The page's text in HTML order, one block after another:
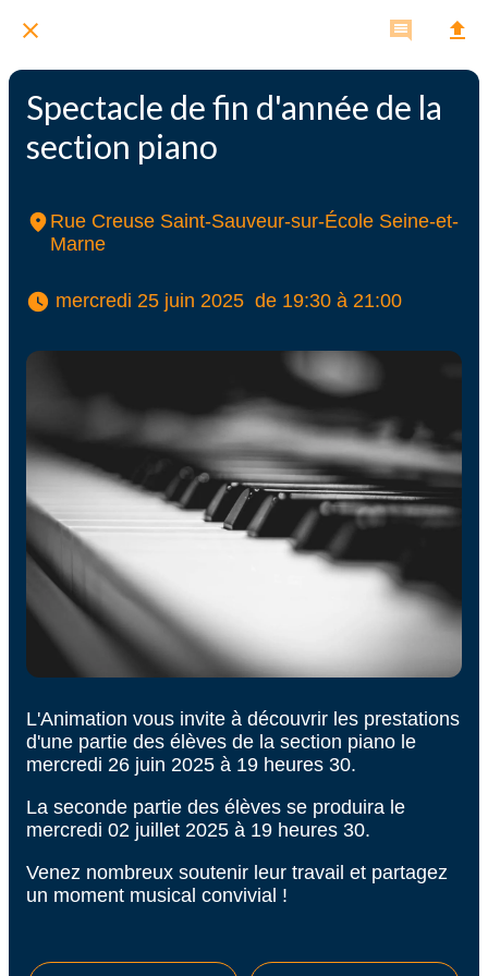
Spectacle de fin d'année de la
section piano
Rue Creuse Saint-Sauveur-sur-École Seine-et-
Marne
mercredi 25 juin 2025  de 19:30 à 21:00
L'Animation vous invite à découvrir les prestations
d'une partie des élèves de la section piano le
mercredi 26 juin 2025 à 19 heures 30.
La seconde partie des élèves se produira le
mercredi 02 juillet 2025 à 19 heures 30.
Venez nombreux soutenir leur travail et partagez
un moment musical convivial !